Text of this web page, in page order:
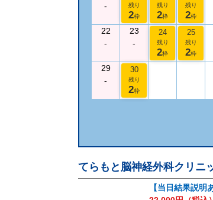
-
残り
2枠
残り
2枠
残り
2枠
22
-
23
-
24
残り
2枠
25
残り
2枠
29
-
30
残り
2枠
てらもと脳神経外科クリニ
【当日結果説明